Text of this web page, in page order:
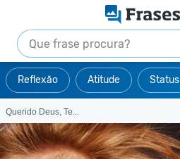
Reflexão Atitude Status
Querido Deus, Te...